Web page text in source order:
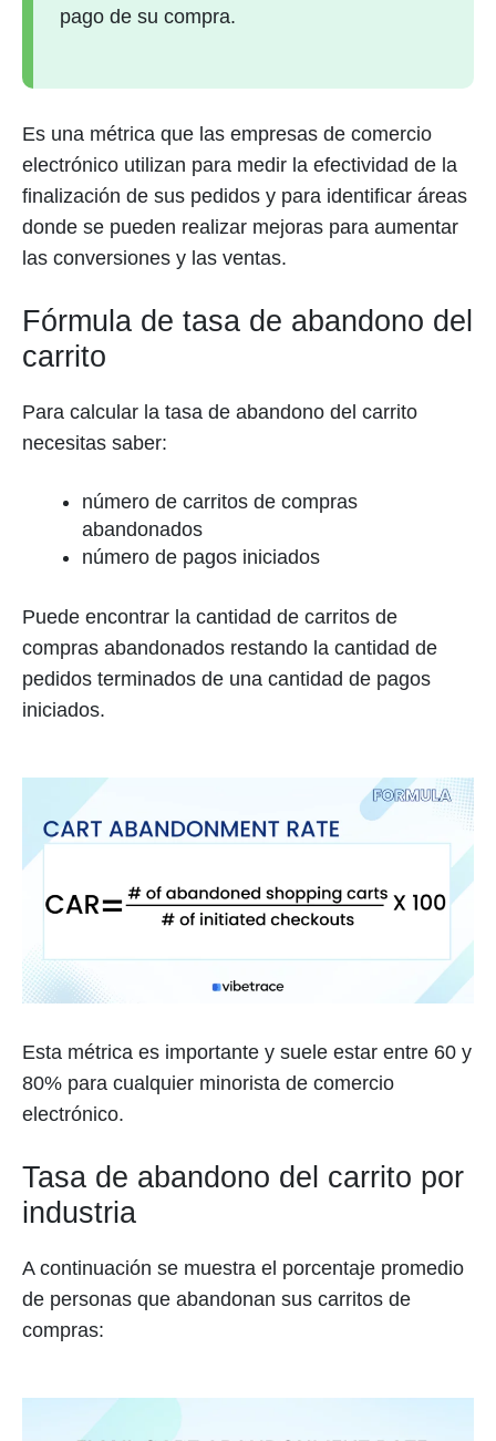
pago de su compra.
Es una métrica que las empresas de comercio
electrónico utilizan para medir la efectividad de la
finalización de sus pedidos y para identificar áreas
donde se pueden realizar mejoras para aumentar
las conversiones y las ventas.
Fórmula de tasa de abandono del
carrito
Para calcular la tasa de abandono del carrito
necesitas saber:
número de carritos de compras
abandonados
número de pagos iniciados
Puede encontrar la cantidad de carritos de
compras abandonados restando la cantidad de
pedidos terminados de una cantidad de pagos
iniciados.
Esta métrica es importante y suele estar entre 60 y
80% para cualquier minorista de comercio
electrónico.
Tasa de abandono del carrito por
industria
A continuación se muestra el porcentaje promedio
de personas que abandonan sus carritos de
compras: